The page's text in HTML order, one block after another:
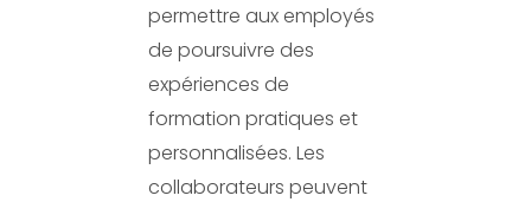
permettre aux employés
de poursuivre des
expériences de
formation pratiques et
personnalisées. Les
collaborateurs peuvent